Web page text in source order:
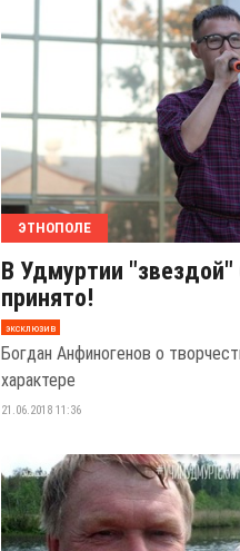
ЭТНОПОЛЕ
В Удмуртии
принято!
эксклюзив
Богдан Анфиногенов о
характере
21.06.2018 11:36